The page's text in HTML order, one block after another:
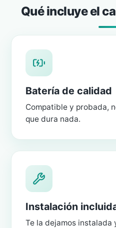
Qué incluye el
Batería de calidad
Compatible y probada,
que dura nada.
Instalación
Te la dejamos instalada